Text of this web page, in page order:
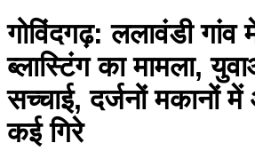
गोविंदगढ़: ललावंडी
ब्लास्टिंग का मामला,
सच्चाई, दर्जनों मकानों
कई गिरे